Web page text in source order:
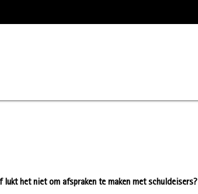
het niet om afspraken te maken met schuldeisers?